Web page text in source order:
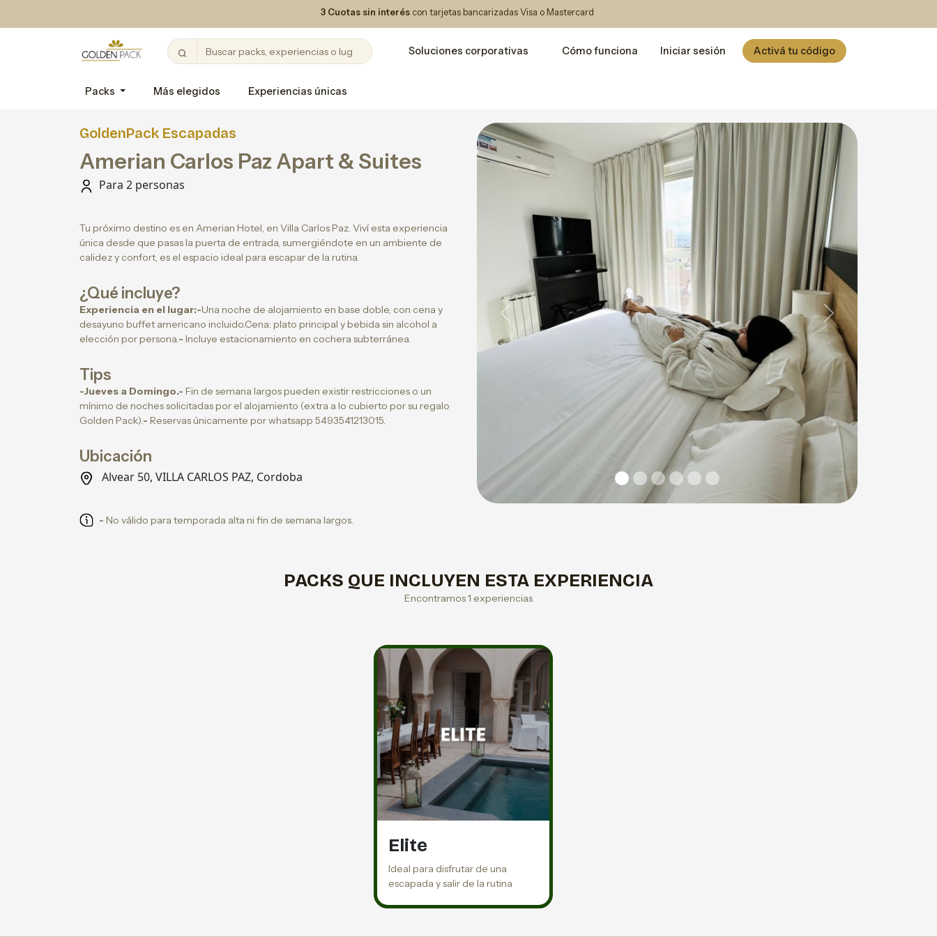
3 Cuotas sin interés con tarjetas bancarizadas Visa o Mastercard
Soluciones corporativas Cómo funciona Iniciar sesión Activá tu código
Packs Más elegidos Experiencias únicas
GoldenPack Escapadas
Amerian Carlos Paz Apart & Suites
Para 2 personas
Tu próximo destino es en Amerian Hotel, en Villa Carlos Paz. Viví esta experiencia
única desde que pasas la puerta de entrada, sumergiéndote en un ambiente de
calidez y confort, es el espacio ideal para escapar de la rutina.
¿Qué incluye?
Experiencia en el lugar:-Una noche de alojamiento en base doble, con cena y
desayuno buffet americano incluido.Cena: plato principal y bebida sin alcohol a
elección por persona.- Incluye estacionamiento en cochera subterránea.
Tips
-Jueves a Domingo.- Fin de semana largos pueden existir restricciones o un
mínimo de noches solicitadas por el alojamiento (extra a lo cubierto por su regalo
Golden Pack).- Reservas únicamente por whatsapp 5493541213015.
Ubicación
Alvear 50, VILLA CARLOS PAZ, Cordoba
- No válido para temporada alta ni fin de semana largos.
Previous Next
PACKS QUE INCLUYEN ESTA EXPERIENCIA
Encontramos 1 experiencias
Elite
Ideal para disfrutar de una
escapada y salir de la rutina